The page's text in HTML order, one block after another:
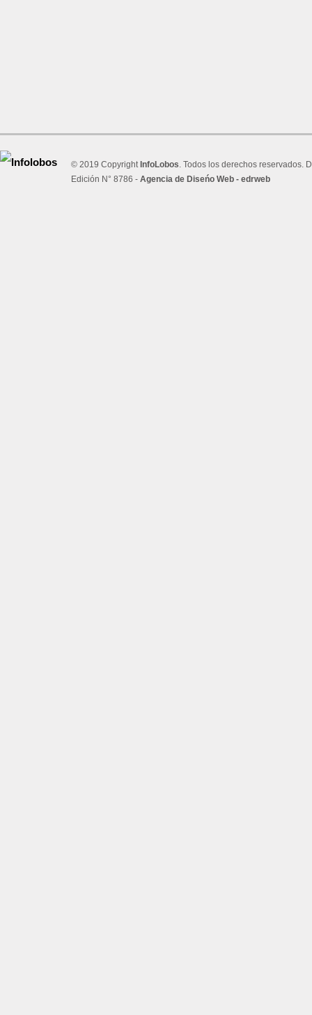
© 2019 Copyright InfoLobos. Todos los derechos reservados.
Edición N° 8786 - Agencia de Diseńo Web - edrweb